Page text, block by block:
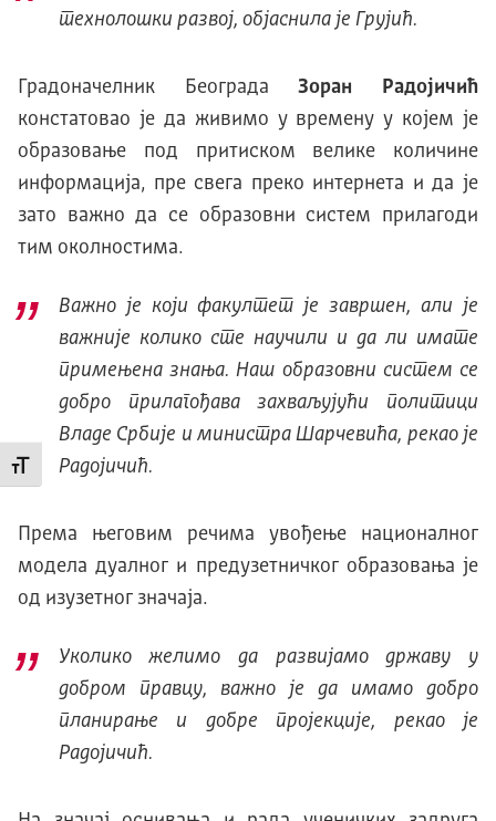
Промени величину слова
технолошки развој, објаснила је Грујић.
Градоначелник Београда Зоран Радојичић
констатовао је да живимо у времену у којем је
образовање под притиском велике количине
информација, пре свега преко интернета и да је
зато важно да се образовни систем прилагоди
тим околностима.
Важно је који факултет је завршен, али је
важније колико сте научили и да ли имате
примењена знања. Наш образовни систем се
добро прилагођава захваљујући политици
Владе Србије и министра Шарчевића, рекао је
Радојичић.
Према његовим речима увођење националног
модела дуалног и предузетничког образовања је
од изузетног значаја.
Уколико желимо да развијамо државу у
добром правцу, важно је да имамо добро
планирање и добре пројекције, рекао је
Радојичић.